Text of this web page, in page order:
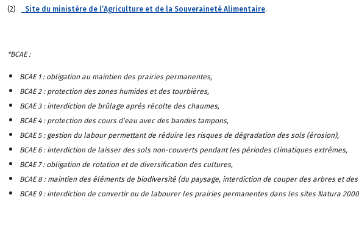
(2)
Site du ministère de l’Agriculture et de la Souveraineté Alimentaire.
*BCAE :
BCAE 1 : obligation au maintien des prairies permanentes,
BCAE 2 : protection des zones humides et des tourbières,
BCAE 3 : interdiction de brûlage après récolte des chaumes,
BCAE 4 : protection des cours d’eau avec des bandes tampons,
BCAE 5 : gestion du labour permettant de réduire les risques de dégradation des sols (érosion),
BCAE 6 : interdiction de laisser des sols non-couverts pendant les périodes climatiques extrêmes,
BCAE 7 : obligation de rotation et de diversification des cultures,
BCAE 8 : maintien des éléments de biodiversité (du paysage, interdiction de couper des arbres et
BCAE 9 : interdiction de convertir ou de labourer les prairies permanentes dans les sites Natura